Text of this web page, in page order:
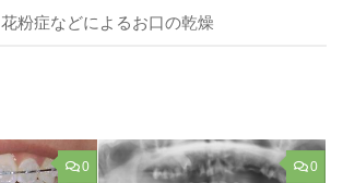
花粉症などによるお口の乾燥
0 0